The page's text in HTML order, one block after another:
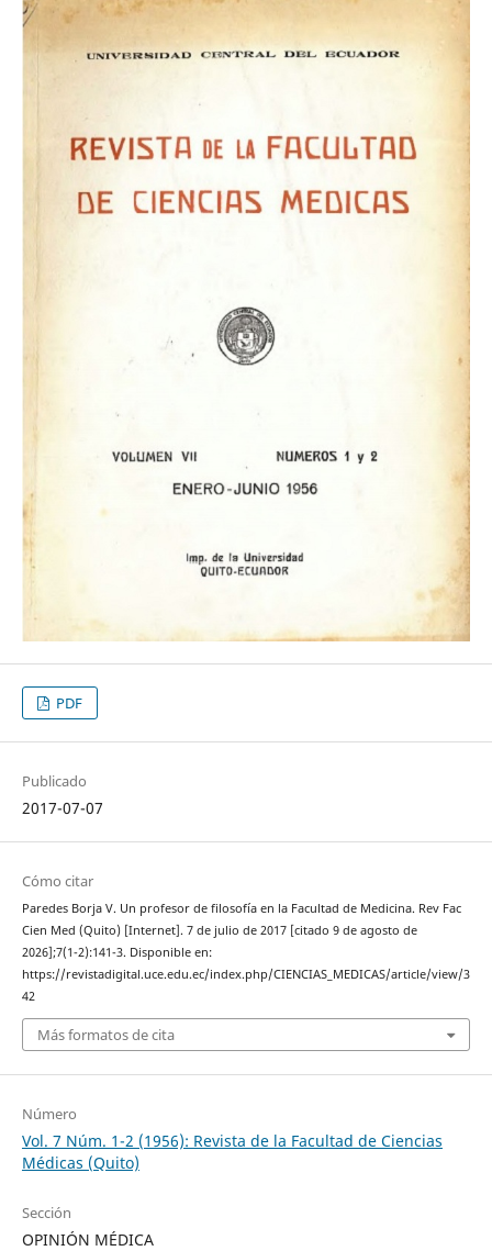
PDF
Publicado
2017-07-07
Cómo citar
Paredes Borja V. Un profesor de filosofía en la Facultad de Medicina. Rev Fac
Cien Med (Quito) [Internet]. 7 de julio de 2017 [citado 9 de agosto de
2026];7(1-2):141-3. Disponible en:
https://revistadigital.uce.edu.ec/index.php/CIENCIAS_MEDICAS/article/view/3
42
Más formatos de cita
Número
Vol. 7 Núm. 1-2 (1956): Revista de la Facultad de Ciencias
Médicas (Quito)
Sección
OPINIÓN MÉDICA